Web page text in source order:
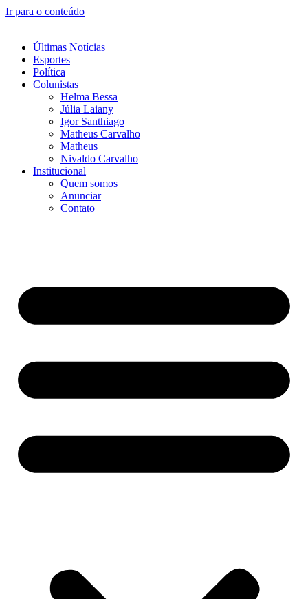
Ir para o conteúdo
Últimas Notícias
Esportes
Política
Colunistas
Helma Bessa
Júlia Laiany
Igor Santhiago
Matheus Carvalho
Matheus
Nivaldo Carvalho
Institucional
Quem somos
Anunciar
Contato